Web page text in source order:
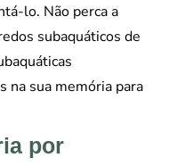
lo. Não perca a
subaquáticos de
na sua memória para
por